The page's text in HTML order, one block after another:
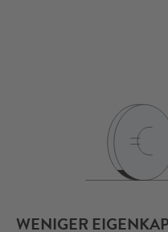
WENIGER